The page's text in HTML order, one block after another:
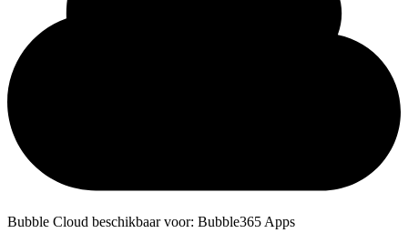
Bubble Cloud beschikbaar voor: Bubble365 Apps